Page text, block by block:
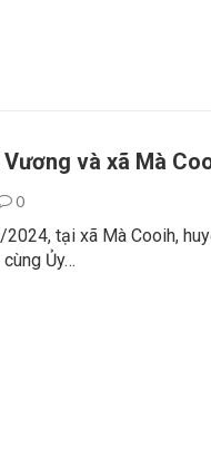
và xã Mà
0
tại xã Mà Cooih,
Ủy…